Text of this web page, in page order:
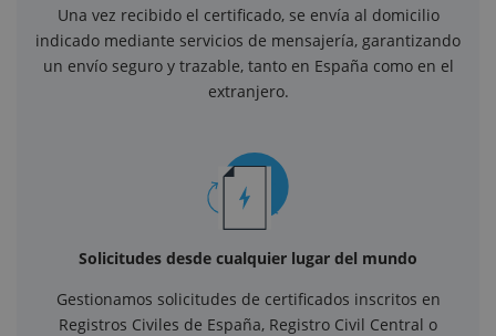
Una vez recibido el certificado, se envía al domicilio
indicado mediante servicios de mensajería, garantizando
un envío seguro y trazable, tanto en España como en el
extranjero.
Solicitudes desde cualquier lugar del mundo
Gestionamos solicitudes de certificados inscritos en
Registros Civiles de España, Registro Civil Central o